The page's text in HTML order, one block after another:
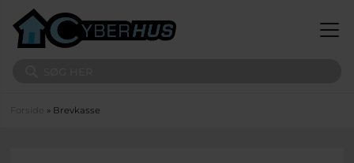
Du er her
» Brevkasse